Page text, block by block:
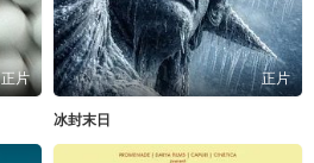
正片 正片
冰封末日